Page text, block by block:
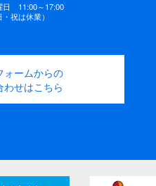
日 11:00～17:00
・祝は休業）
ォームからの
わせはこちら